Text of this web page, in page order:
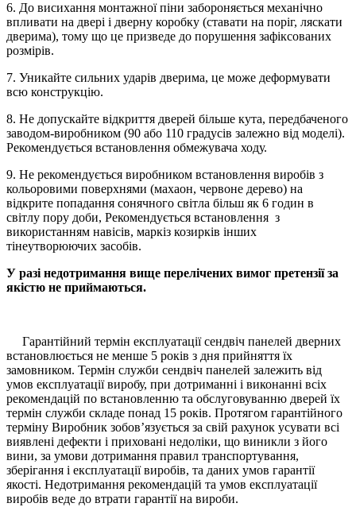
6. До висихання монтажної піни забороняється механічно
впливати на двері і дверну коробку (ставати на поріг, ляскати
дверима), тому що це призведе до порушення зафіксованих
розмірів.
7. Уникайте сильних ударів дверима, це може деформувати
всю конструкцію.
8. Не допускайте відкриття дверей більше кута, передбаченого
заводом-виробником (90 або 110 градусів залежно від моделі).
Рекомендується встановлення обмежувача ходу.
9. Не рекомендується виробником встановлення виробів з
кольоровими поверхнями (махаон, червоне дерево) на
відкрите попадання сонячного світла більш як 6 годин в
світлу пору доби, Рекомендується встановлення з
використанням навісів, маркіз козирків інших
тінеутворюючих засобів.
У разі недотримання вище перелічених вимог претензії за
якістю не приймаються.
Гарантійний термін експлуатації сендвіч панелей дверних
встановлюється не менше 5 років з дня прийняття їх
замовником. Термін служби сендвіч панелей залежить від
умов експлуатації виробу, при дотриманні і виконанні всіх
рекомендацій по встановленню та обслуговуванню дверей їх
термін служби складе понад 15 років. Протягом гарантійного
терміну Виробник зобов’язується за свій рахунок усувати всі
виявлені дефекти і приховані недоліки, що виникли з його
вини, за умови дотримання правил транспортування,
зберігання і експлуатації виробів, та даних умов гарантії
якості. Недотримання рекомендацій та умов експлуатації
виробів веде до втрати гарантії на вироби.